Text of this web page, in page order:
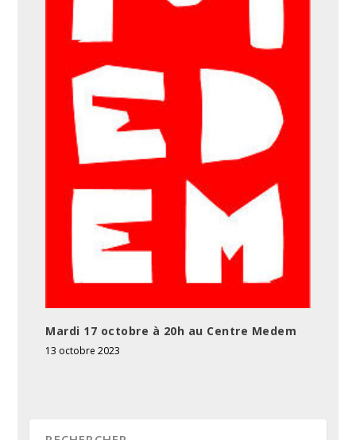
Mardi 17 octobre à 20h au Centre Medem
13 octobre 2023